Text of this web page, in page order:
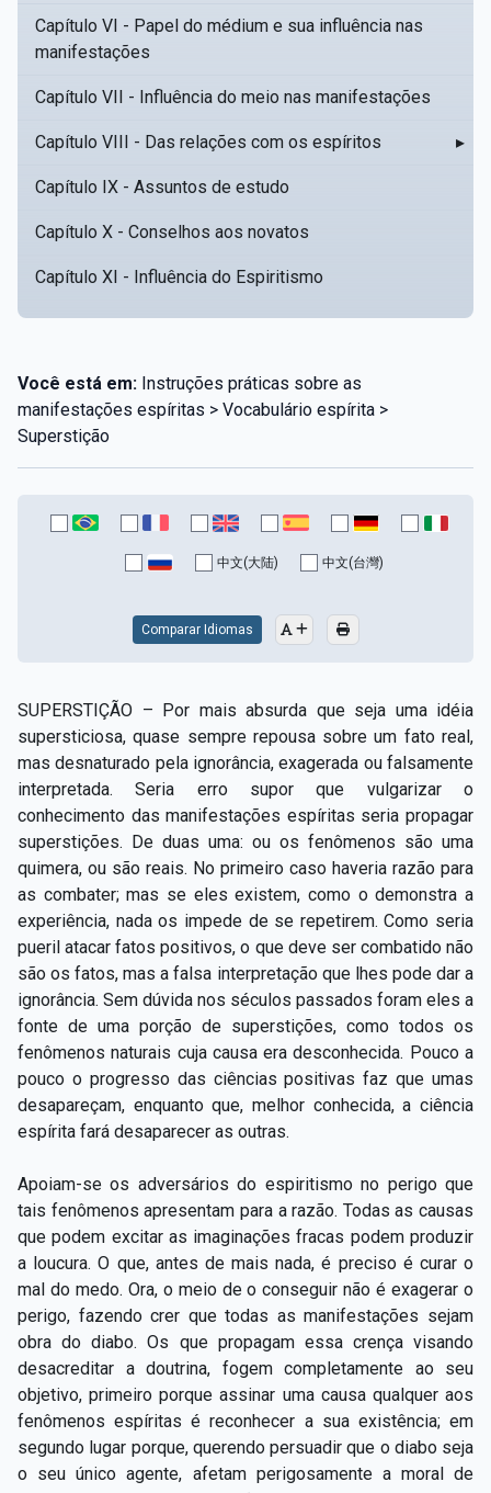
Capítulo VI - Papel do médium e sua influência nas
manifestações
Capítulo VII - Influência do meio nas manifestações
Capítulo VIII - Das relações com os espíritos ▸
Capítulo IX - Assuntos de estudo
Capítulo X - Conselhos aos novatos
Capítulo XI - Influência do Espiritismo
Você está em: Instruções práticas sobre as
manifestações espíritas > Vocabulário espírita >
Superstição
中文(大陆) 中文(台灣)
Comparar Idiomas
SUPERSTIÇÃO – Por mais absurda que seja uma idéia
supersticiosa, quase sempre repousa sobre um fato real,
mas desnaturado pela ignorância, exagerada ou falsamente
interpretada. Seria erro supor que vulgarizar o
conhecimento das manifestações espíritas seria propagar
superstições. De duas uma: ou os fenômenos são uma
quimera, ou são reais. No primeiro caso haveria razão para
as combater; mas se eles existem, como o demonstra a
experiência, nada os impede de se repetirem. Como seria
pueril atacar fatos positivos, o que deve ser combatido não
são os fatos, mas a falsa interpretação que lhes pode dar a
ignorância. Sem dúvida nos séculos passados foram eles a
fonte de uma porção de superstições, como todos os
fenômenos naturais cuja causa era desconhecida. Pouco a
pouco o progresso das ciências positivas faz que umas
desapareçam, enquanto que, melhor conhecida, a ciência
espírita fará desaparecer as outras.
Apoiam-se os adversários do espiritismo no perigo que
tais fenômenos apresentam para a razão. Todas as causas
que podem excitar as imaginações fracas podem produzir
a loucura. O que, antes de mais nada, é preciso é curar o
mal do medo. Ora, o meio de o conseguir não é exagerar o
perigo, fazendo crer que todas as manifestações sejam
obra do diabo. Os que propagam essa crença visando
desacreditar a doutrina, fogem completamente ao seu
objetivo, primeiro porque assinar uma causa qualquer aos
fenômenos espíritas é reconhecer a sua existência; em
segundo lugar porque, querendo persuadir que o diabo seja
o seu único agente, afetam perigosamente a moral de